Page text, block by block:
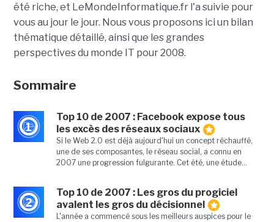
été riche, et LeMondeInformatique.fr l'a suivie pour
vous au jour le jour. Nous vous proposons ici un bilan
thématique détaillé, ainsi que les grandes
perspectives du monde IT pour 2008.
Sommaire
1
Top 10 de 2007 : Facebook expose tous
les excès des réseaux sociaux
Si le Web 2.0 est déjà aujourd'hui un concept réchauffé,
une de ses composantes, le réseau social, a connu en
2007 une progression fulgurante. Cet été, une étude...
2
Top 10 de 2007 : Les gros du progiciel
avalent les gros du décisionnel
L'année a commencé sous les meilleurs auspices pour le